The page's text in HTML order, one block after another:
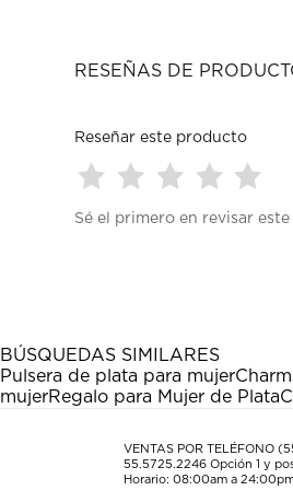
RESEÑAS DE
Reseñar este producto
para
estrella
Esta
acción
abrirá
formulario
para
estrellas.
Esta
acción
abrirá
formulario
de
para
estrellas.
Esta
acción
abrirá
formulario
de
para
estrellas.
Esta
acción
abrirá
formulario
de
para
Esta
acción
abrirá
de
envío.
Sé el primero en revisar
BÚSQUEDAS SIMILARES
Pulsera de plata para mujer
mujerRegalo para Mujer de Plata
VENTAS POR TELÉFONO
55.5725.2246 Opción 1 y
Horario: 08:00am a